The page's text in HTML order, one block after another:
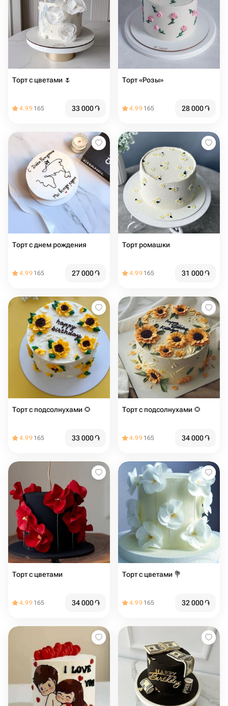
Торт с цветами 🌷
4.99 165 33 000֏
Торт «Розы»
4.99 165 28 000֏
Торт с днем рождения
4.99 165 27 000֏
Торт ромашки
4.99 165 31 000֏
Торт с подсолнухами 🌻
4.99 165 33 000֏
Торт с подсолнухами 🌻
4.99 165 34 000֏
Торт с цветами
4.99 165 34 000֏
Торт с цветами 💐
4.99 165 32 000֏